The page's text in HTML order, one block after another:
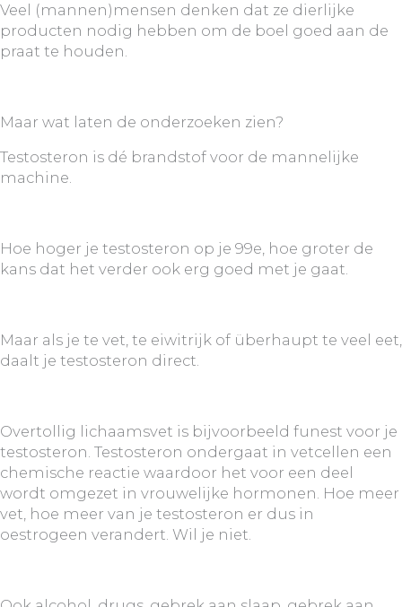
Veel (mannen)mensen denken dat ze dierlijke
producten nodig hebben om de boel goed aan de
praat te houden.
Maar wat laten de onderzoeken zien?
Testosteron is dé brandstof voor de mannelijke
machine.
Hoe hoger je testosteron op je 99e, hoe groter de
kans dat het verder ook erg goed met je gaat.
Maar als je te vet, te eiwitrijk of überhaupt te veel eet,
daalt je testosteron direct.
Overtollig lichaamsvet is bijvoorbeeld funest voor je
testosteron. Testosteron ondergaat in vetcellen een
chemische reactie waardoor het voor een deel
wordt omgezet in vrouwelijke hormonen. Hoe meer
vet, hoe meer van je testosteron er dus in
oestrogeen verandert. Wil je niet.